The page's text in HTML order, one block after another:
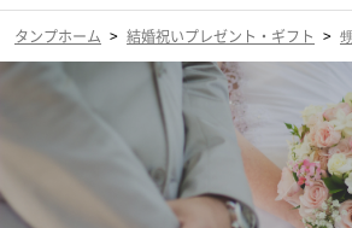
タンプホーム > 結婚祝いプレゼント・ギフト > 甥